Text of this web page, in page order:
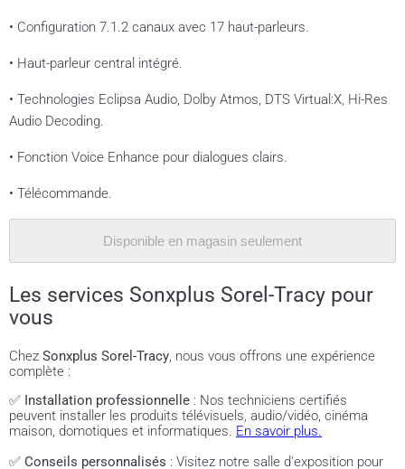
• Configuration 7.1.2 canaux avec 17 haut-parleurs.
• Haut-parleur central intégré.
• Technologies Eclipsa Audio, Dolby Atmos, DTS Virtual:X, Hi-Res
Audio Decoding.
• Fonction Voice Enhance pour dialogues clairs.
• Télécommande.
Disponible en magasin seulement
Les services Sonxplus Sorel-Tracy pour
vous
Chez Sonxplus Sorel-Tracy, nous vous offrons une expérience
complète :
✅ Installation professionnelle : Nos techniciens certifiés
peuvent installer les produits télévisuels, audio/vidéo, cinéma
maison, domotiques et informatiques. En savoir plus.
✅ Conseils personnalisés : Visitez notre salle d'exposition pour